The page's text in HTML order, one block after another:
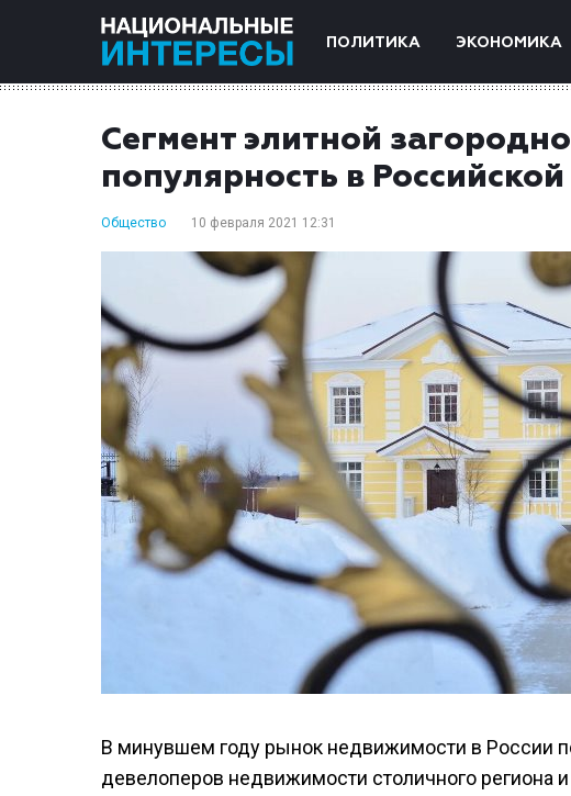
ПОЛИТИКА ЭКОНОМИКА
Сегмент элитной
популярность в
Общество 10 февраля 2021 12:31
В минувшем году рынок недвижимости в России
девелоперов недвижимости столичного региона